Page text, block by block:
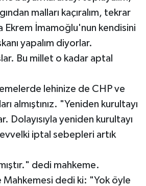
malları kaçıralım, tekrar
İmamoğlu'nun kendisini
yapalım diyorlar.
Bu millet o kadar aptal
lehinize de CHP ve
almıştınız. "Yeniden kurultayı
Dolayısıyla yeniden kurultayı
iptal sebepleri artık
dedi mahkeme.
dedi ki: "Yok öyle